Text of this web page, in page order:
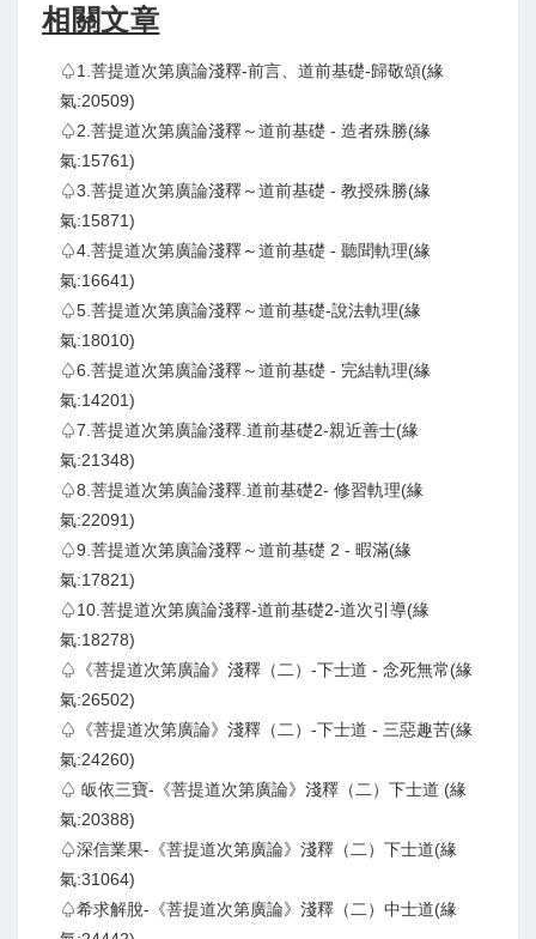
相關文章
♤1.菩提道次第廣論淺釋-前言、道前基礎-歸敬頌(緣
氣:20509)
♤2.菩提道次第廣論淺釋～道前基礎 - 造者殊勝(緣
氣:15761)
♤3.菩提道次第廣論淺釋～道前基礎 - 教授殊勝(緣
氣:15871)
♤4.菩提道次第廣論淺釋～道前基礎 - 聽聞軌理(緣
氣:16641)
♤5.菩提道次第廣論淺釋～道前基礎-說法軌理(緣
氣:18010)
♤6.菩提道次第廣論淺釋～道前基礎 - 完結軌理(緣
氣:14201)
♤7.菩提道次第廣論淺釋.道前基礎2-親近善士(緣
氣:21348)
♤8.菩提道次第廣論淺釋.道前基礎2- 修習軌理(緣
氣:22091)
♤9.菩提道次第廣論淺釋～道前基礎 2 - 暇滿(緣
氣:17821)
♤10.菩提道次第廣論淺釋-道前基礎2-道次引導(緣
氣:18278)
♤《菩提道次第廣論》淺釋（二）-下士道 - 念死無常(緣
氣:26502)
♤《菩提道次第廣論》淺釋（二）-下士道 - 三惡趣苦(緣
氣:24260)
♤ 皈依三寶-《菩提道次第廣論》淺釋（二）下士道 (緣
氣:20388)
♤深信業果-《菩提道次第廣論》淺釋（二）下士道(緣
氣:31064)
♤希求解脫-《菩提道次第廣論》淺釋（二）中士道(緣